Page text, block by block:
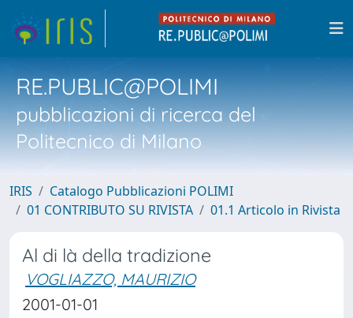
RE.PUBLIC@POLIMI
pubblicazioni di ricerca del
Politecnico di Milano
IRIS
Catalogo Pubblicazioni POLIMI
01 CONTRIBUTO SU RIVISTA
01.1 Articolo in Rivista
Al di là della tradizione
VOGLIAZZO, MAURIZIO
2001-01-01